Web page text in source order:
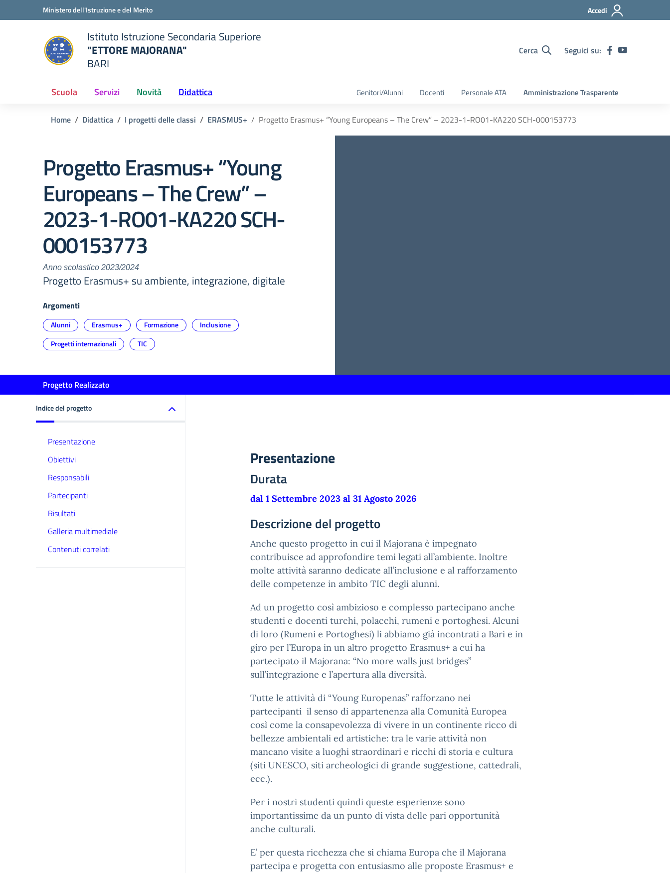
Vai ai contenuti
Vai al menu di navigazioneMinistero dell'Istruzione e del Merito Accedi
scuola
Istituto Istruzione Secondaria Superiore
"ETTORE MAJORANA"
BARI
Cerca Seguici su:
Scuola Servizi Novità Didattica Genitori/Alunni Docenti Personale ATA Amministrazione Trasparente
Home Didattica I progetti delle classi ERASMUS+ Progetto Erasmus+ “Young Europeans – The Crew” – 2023-1-RO01-KA220 SCH-000153773
Progetto Erasmus+ “Young
Europeans – The Crew” –
2023-1-RO01-KA220 SCH-
000153773
Anno scolastico 2023/2024
Progetto Erasmus+ su ambiente, integrazione, digitale
Argomenti
Alunni Erasmus+ Formazione
Inclusione
Progetti internazionali
TIC
Progetto Realizzato
Indice del progetto
Presentazione
Obiettivi
Responsabili
Partecipanti
Risultati
Galleria multimediale
Contenuti correlati
Presentazione
Durata
dal 1 Settembre 2023 al 31 Agosto 2026
Descrizione del progetto
Anche questo progetto in cui il Majorana è impegnato
contribuisce ad approfondire temi legati all’ambiente. Inoltre
molte attività saranno dedicate all’inclusione e al rafforzamento
delle competenze in ambito TIC degli alunni.
Ad un progetto così ambizioso e complesso partecipano anche
studenti e docenti turchi, polacchi, rumeni e portoghesi. Alcuni
di loro (Rumeni e Portoghesi) li abbiamo già incontrati a Bari e in
giro per l’Europa in un altro progetto Erasmus+ a cui ha
partecipato il Majorana: “No more walls just bridges”
sull’integrazione e l’apertura alla diversità.
Tutte le attività di “Young Europenas” rafforzano nei
partecipanti il senso di appartenenza alla Comunità Europea
così come la consapevolezza di vivere in un continente ricco di
bellezze ambientali ed artistiche: tra le varie attività non
mancano visite a luoghi straordinari e ricchi di storia e cultura
(siti UNESCO, siti archeologici di grande suggestione, cattedrali,
ecc.).
Per i nostri studenti quindi queste esperienze sono
importantissime da un punto di vista delle pari opportunità
anche culturali.
E’ per questa ricchezza che si chiama Europa che il Majorana
partecipa e progetta con entusiasmo alle proposte Erasmus+ e